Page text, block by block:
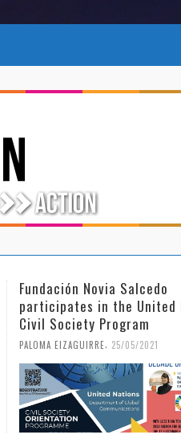
Fundación Novia Salcedo
participates in the United
Civil Society Program
PALOMA EIZAGUIRRE 25/05/2021